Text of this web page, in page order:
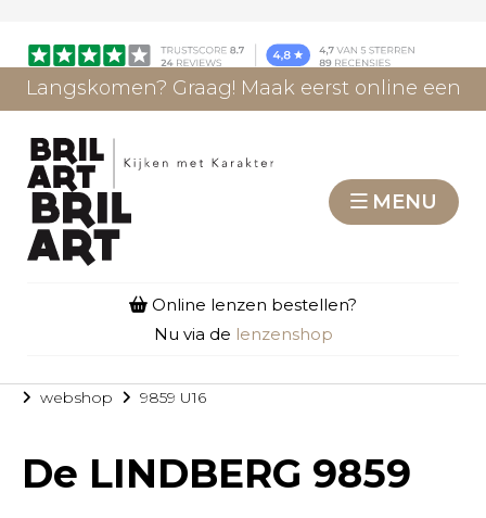
Langskomen? Graag! Maak eerst online een
MENU
Online lenzen bestellen?
Nu via de lenzenshop
webshop 9859 U16
De LINDBERG 9859